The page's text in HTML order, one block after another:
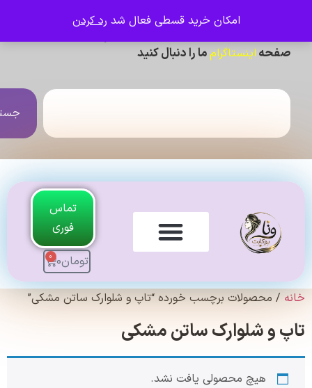
امکان خرید قسطی فعال شدرد کردن
اینستاگرامما را دنبال کنید
جستجو
تماس
فوری
0
برچسب خورده “تاپ و شلوارک ساتن مشکی”
و شلوارک ساتن مشکی
هیچ محصولی یافت نشد.